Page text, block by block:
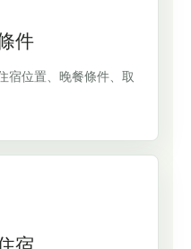
件
宿位置、晚餐條件、取